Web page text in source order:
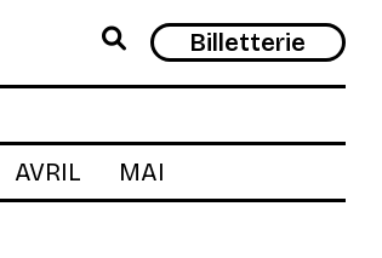
Billetterie
AVRIL MAI